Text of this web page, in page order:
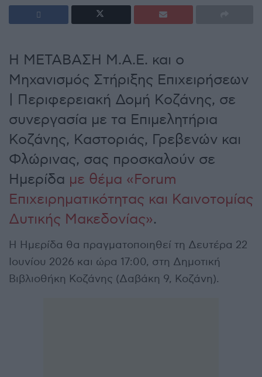
Η ΜΕΤΑΒΑΣΗ Μ.Α.Ε. και ο
Μηχανισμός Στήριξης Επιχειρήσεων
| Περιφερειακή Δομή Κοζάνης, σε
συνεργασία με τα Επιμελητήρια
Κοζάνης, Καστοριάς, Γρεβενών και
Φλώρινας, σας προσκαλούν σε
Ημερίδα με θέμα «Forum
Επιχειρηματικότητας και Καινοτομίας
Δυτικής Μακεδονίας».
Η Ημερίδα θα πραγματοποιηθεί τη Δευτέρα 22
Ιουνίου 2026 και ώρα 17:00, στη Δημοτική
Βιβλιοθήκη Κοζάνης (Δαβάκη 9, Κοζάνη).